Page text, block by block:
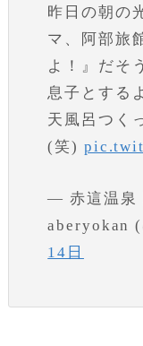
昨日の朝の
マ、阿部旅
よ！』だそ
息子とする
天風呂つく
(笑)
— 赤這温泉
aberyokan
14日